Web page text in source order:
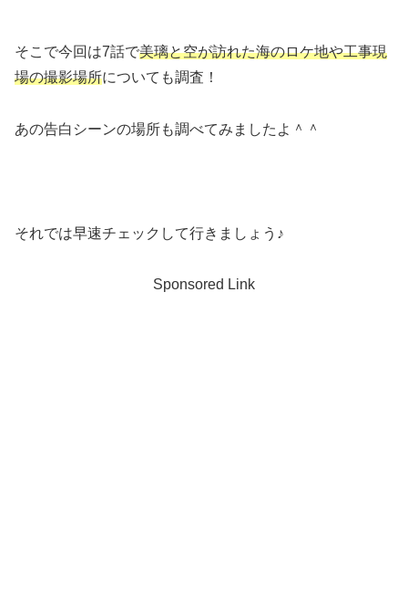
そこで今回は7話で美璃と空が訪れた海のロケ地や工事現
場の撮影場所についても調査！
あの告白シーンの場所も調べてみましたよ＾＾
それでは早速チェックして行きましょう♪
Sponsored Link